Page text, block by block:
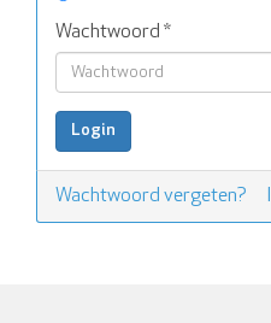
Wachtwoord *
Wachtwoord vergeten?